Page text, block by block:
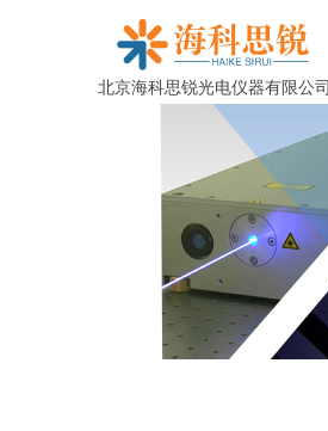
北京海科思锐光电仪器有限公司
京海科思锐光电仪器有限公司